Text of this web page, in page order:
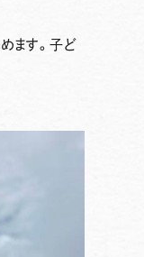
ます。子ど